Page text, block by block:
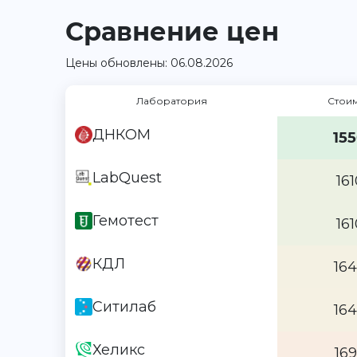
Сравнение цен
Цены обновлены: 06.08.2026
Лаборатория
ДНКОМ
LabQuest
Гемотест
КДЛ
Ситилаб
Хеликс